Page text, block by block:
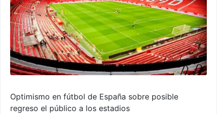
Optimismo en fútbol de España sobre posible
regreso el público a los estadios